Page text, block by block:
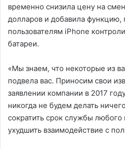
временно снизила цену на
долларов и добавила
пользователям iPhone
батареи.
«Мы знаем, что некоторые из
подвела вас. Приносим свои
заявлении компании в 2017
никогда не будем делать
сократить срок службы любого
ухудшить взаимодействие с